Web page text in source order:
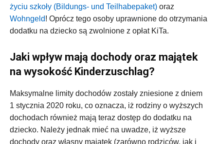
życiu szkoły (Bildungs- und Teilhabepaket) oraz
Wohngeld! Oprócz tego osoby uprawnione do otrzymania
dodatku na dziecko są zwolnione z opłat KiTa.
Jaki wpływ mają dochody oraz majątek
na wysokość Kinderzuschlag?
Maksymalne limity dochodów zostały zniesione z dniem
1 stycznia 2020 roku, co oznacza, iż rodziny o wyższych
dochodach również mają teraz dostęp do dodatku na
dziecko. Należy jednak mieć na uwadze, iż wyższe
dochody oraz własny majątek (zarówno rodziców, jak i